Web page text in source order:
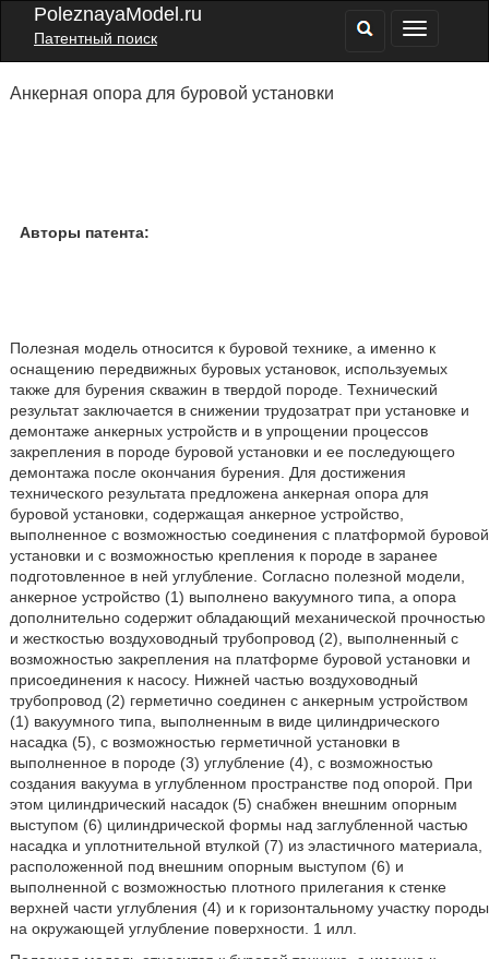
PoleznayaModel.ru
Патентный поиск
Анкерная опора для буровой установки
Авторы патента:
Полезная модель относится к буровой технике, а именно к
оснащению передвижных буровых установок, используемых
также для бурения скважин в твердой породе. Технический
результат заключается в снижении трудозатрат при установке и
демонтаже анкерных устройств и в упрощении процессов
закрепления в породе буровой установки и ее последующего
демонтажа после окончания бурения. Для достижения
технического результата предложена анкерная опора для
буровой установки, содержащая анкерное устройство,
выполненное с возможностью соединения с платформой буровой
установки и с возможностью крепления к породе в заранее
подготовленное в ней углубление. Согласно полезной модели,
анкерное устройство (1) выполнено вакуумного типа, а опора
дополнительно содержит обладающий механической прочностью
и жесткостью воздуховодный трубопровод (2), выполненный с
возможностью закрепления на платформе буровой установки и
присоединения к насосу. Нижней частью воздуховодный
трубопровод (2) герметично соединен с анкерным устройством
(1) вакуумного типа, выполненным в виде цилиндрического
насадка (5), с возможностью герметичной установки в
выполненное в породе (3) углубление (4), с возможностью
создания вакуума в углубленном пространстве под опорой. При
этом цилиндрический насадок (5) снабжен внешним опорным
выступом (6) цилиндрической формы над заглубленной частью
насадка и уплотнительной втулкой (7) из эластичного материала,
расположенной под внешним опорным выступом (6) и
выполненной с возможностью плотного прилегания к стенке
верхней части углубления (4) и к горизонтальному участку породы
на окружающей углубление поверхности. 1 илл.